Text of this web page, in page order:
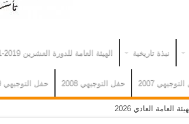
نبذة تاريخية الهيئة العامة للدورة العشرين 2019-2021
2007 حفل التوجيهي 2008 حفل التوجيهي 2009
العامة العادي 2026